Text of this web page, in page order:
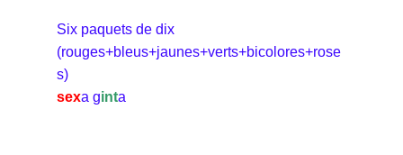
Six paquets de dix
(rouges+bleus+jaunes+verts+bicolores+rose
s)
sexa ginta